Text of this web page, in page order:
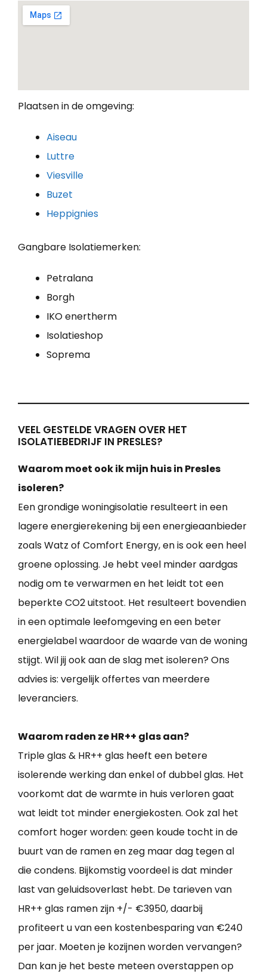
Plaatsen in de omgeving:
Aiseau
Luttre
Viesville
Buzet
Heppignies
Gangbare Isolatiemerken:
Petralana
Borgh
IKO enertherm
Isolatieshop
Soprema
VEEL GESTELDE VRAGEN OVER HET
ISOLATIEBEDRIJF IN PRESLES?
Waarom moet ook ik mijn huis in Presles
isoleren?
Een grondige woningisolatie resulteert in een
lagere energierekening bij een energieaanbieder
zoals Watz of Comfort Energy, en is ook een heel
groene oplossing. Je hebt veel minder aardgas
nodig om te verwarmen en het leidt tot een
beperkte CO2 uitstoot. Het resulteert bovendien
in een optimale leefomgeving en een beter
energielabel waardoor de waarde van de woning
stijgt. Wil jij ook aan de slag met isoleren? Ons
advies is: vergelijk offertes van meerdere
leveranciers.
Waarom raden ze HR++ glas aan?
Triple glas & HR++ glas heeft een betere
isolerende werking dan enkel of dubbel glas. Het
voorkomt dat de warmte in huis verloren gaat
wat leidt tot minder energiekosten. Ook zal het
comfort hoger worden: geen koude tocht in de
buurt van de ramen en zeg maar dag tegen al
die condens. Bijkomstig voordeel is dat minder
last van geluidsoverlast hebt. De tarieven van
HR++ glas ramen zijn +/- €3950, daarbij
profiteert u van een kostenbesparing van €240
per jaar. Moeten je kozijnen worden vervangen?
Dan kan je het beste meteen overstappen op